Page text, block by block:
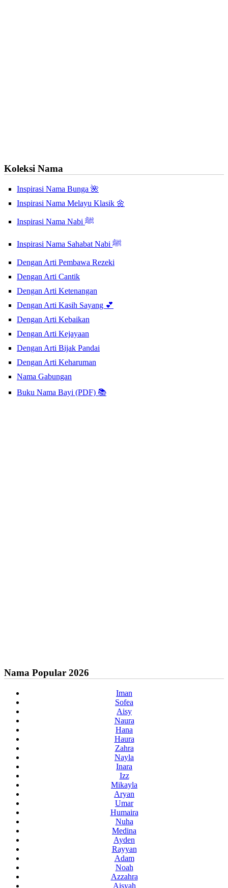
Koleksi Nama
Inspirasi Nama Bunga 🌺
Inspirasi Nama Melayu Klasik 🌼
Inspirasi Nama Nabi ﷺ
Inspirasi Nama Sahabat Nabi ﷺ
Dengan Arti Pembawa Rezeki
Dengan Arti Cantik
Dengan Arti Ketenangan
Dengan Arti Kasih Sayang 💕
Dengan Arti Kebaikan
Dengan Arti Kejayaan
Dengan Arti Bijak Pandai
Dengan Arti Keharuman
Nama Gabungan
Buku Nama Bayi (PDF) 📚
Nama Popular 2026
Iman
Sofea
Aisy
Naura
Hana
Haura
Zahra
Nayla
Inara
Izz
Mikayla
Aryan
Umar
Humaira
Nuha
Medina
Ayden
Rayyan
Adam
Noah
Azzahra
Aisyah